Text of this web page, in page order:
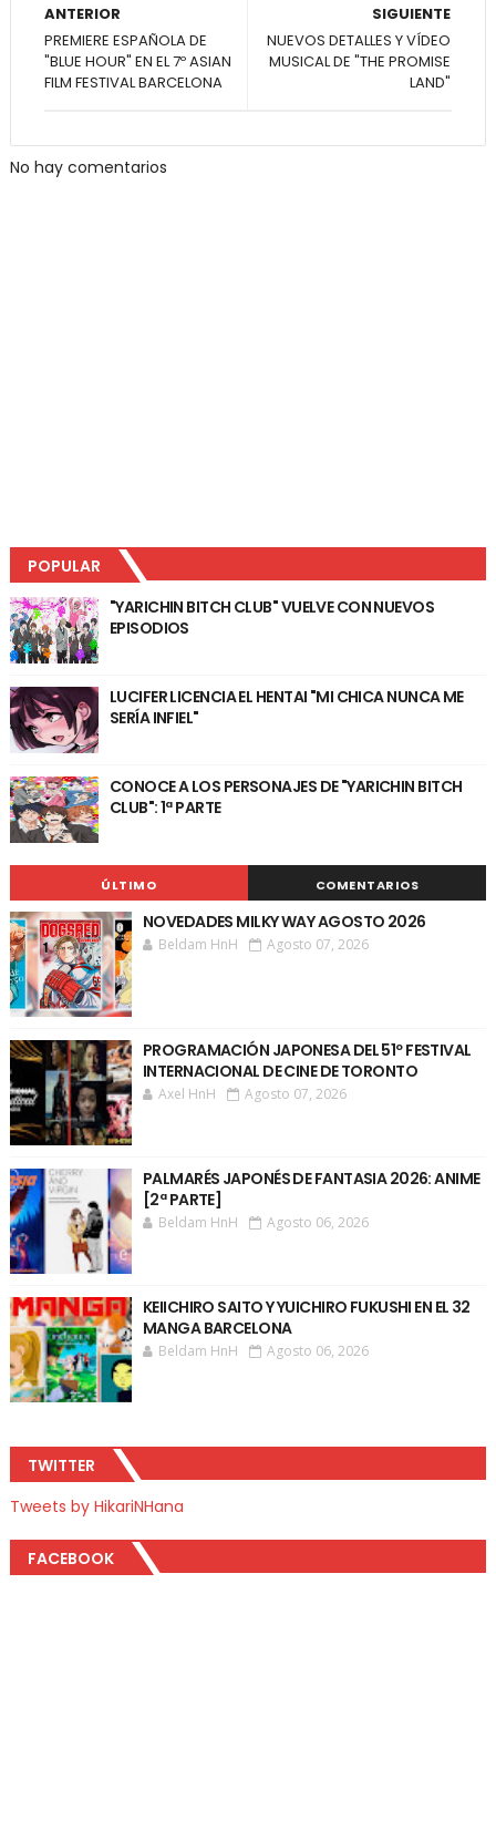
SIGUIENTE
NUEVOS DETALLES Y VÍDEO
MUSICAL DE "THE PROMISE
LAND"
ANTERIOR
PREMIERE ESPAÑOLA DE
"BLUE HOUR" EN EL 7º ASIAN
FILM FESTIVAL BARCELONA
No hay comentarios
POPULAR
"YARICHIN BITCH CLUB" VUELVE CON NUEVOS
EPISODIOS
LUCIFER LICENCIA EL HENTAI "MI CHICA NUNCA ME
SERÍA INFIEL"
CONOCE A LOS PERSONAJES DE "YARICHIN BITCH
CLUB": 1ª PARTE
ÚLTIMO COMENTARIOS
NOVEDADES MILKY WAY AGOSTO 2026
Beldam HnH Agosto 07, 2026
PROGRAMACIÓN JAPONESA DEL 51º FESTIVAL
INTERNACIONAL DE CINE DE TORONTO
Axel HnH Agosto 07, 2026
PALMARÉS JAPONÉS DE FANTASIA 2026: ANIME
[2ª PARTE]
Beldam HnH Agosto 06, 2026
KEIICHIRO SAITO Y YUICHIRO FUKUSHI EN EL 32
MANGA BARCELONA
Beldam HnH Agosto 06, 2026
TWITTER
Tweets by HikariNHana
FACEBOOK